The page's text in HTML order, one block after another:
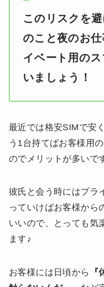
このリスクを
のこと夜のお
イベート用の
いましょう！
最近では格安SIMで安
う1台持てばお客様用
のでメリットが多いで
彼氏と会う時にはプラ
っていけばお客様から
いいので、とっても気
ます♪
お客様には日頃から